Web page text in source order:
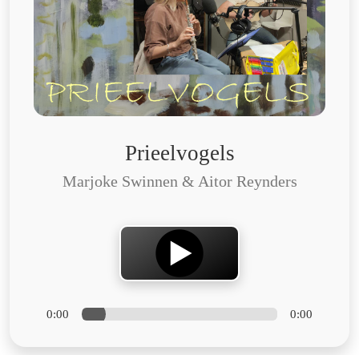
Prieelvogels
Marjoke Swinnen & Aitor Reynders
0:00 0:00